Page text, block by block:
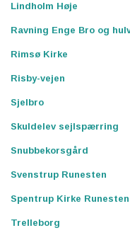
Lindholm Høje
Ravning Enge Bro og
Rimsø Kirke
Risby-vejen
Sjelbro
Skuldelev sejlspærring
Snubbekorsgård
Svenstrup Runesten
Spentrup Kirke Runesten
Trelleborg